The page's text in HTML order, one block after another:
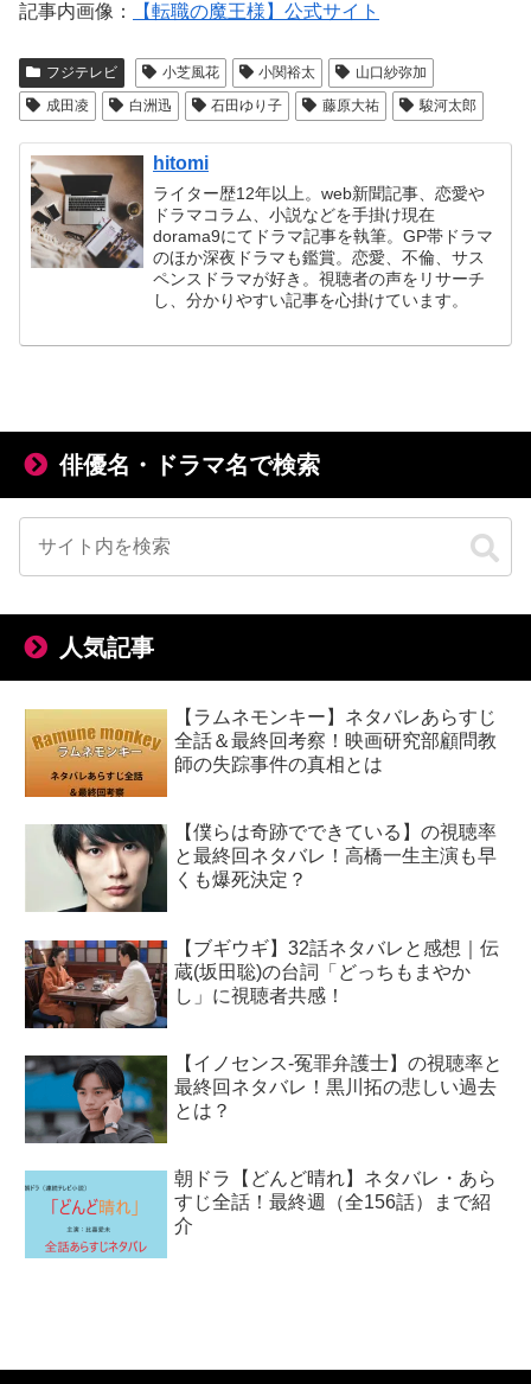
記事内画像： 【転職の魔王様】公式サイト
フジテレビ 小芝風花 小関裕太
山口紗弥加
成田凌
白洲迅 石田ゆり子 藤原大祐 駿河太郎
hitomi
ライター歴12年以上。web新聞記事、恋愛や
ドラマコラム、小説などを手掛け現在
dorama9にてドラマ記事を執筆。GP帯ドラマ
のほか深夜ドラマも鑑賞。恋愛、不倫、サス
ペンスドラマが好き。視聴者の声をリサーチ
し、分かりやすい記事を心掛けています。
俳優名・ドラマ名で検索
人気記事
【ラムネモンキー】ネタバレあらすじ
全話＆最終回考察！映画研究部顧問教
師の失踪事件の真相とは
【僕らは奇跡でできている】の視聴率
と最終回ネタバレ！高橋一生主演も早
くも爆死決定？
【ブギウギ】32話ネタバレと感想｜伝
蔵(坂田聡)の台詞「どっちもまやか
し」に視聴者共感！
【イノセンス-冤罪弁護士】の視聴率と
最終回ネタバレ！黒川拓の悲しい過去
とは？
朝ドラ【どんど晴れ】ネタバレ・あら
すじ全話！最終週（全156話）まで紹
介